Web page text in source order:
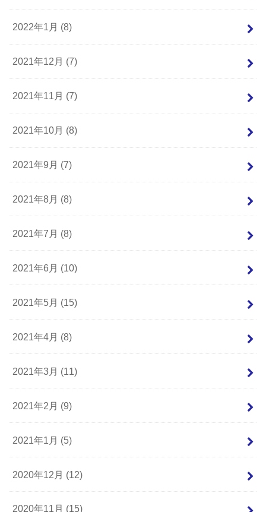
2022年1月 (8)
2021年12月 (7)
2021年11月 (7)
2021年10月 (8)
2021年9月 (7)
2021年8月 (8)
2021年7月 (8)
2021年6月 (10)
2021年5月 (15)
2021年4月 (8)
2021年3月 (11)
2021年2月 (9)
2021年1月 (5)
2020年12月 (12)
2020年11月 (15)